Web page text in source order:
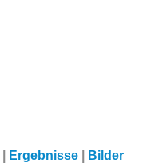
Ergebnisse Bilder